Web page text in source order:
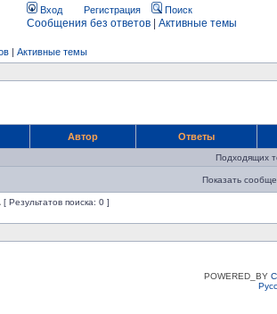
Вход Регистрация Поиск
Сообщения без ответов Активные темы
| Активные темы
Автор Ответы
Подходящих
Показать
[ Результатов поиска: 0 ]
POWERED_BY